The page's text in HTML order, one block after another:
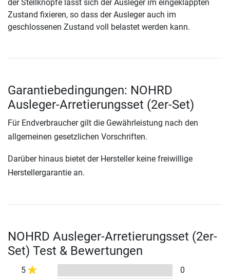
der Stellknöpfe lässt sich der Ausleger im eingeklappten
Zustand fixieren, so dass der Ausleger auch im
geschlossenen Zustand voll belastet werden kann.
Garantiebedingungen: NOHRD
Ausleger-Arretierungsset (2er-Set)
Für Endverbraucher gilt die Gewährleistung nach den
allgemeinen gesetzlichen Vorschriften.
Darüber hinaus bietet der Hersteller keine freiwillige
Herstellergarantie an.
NOHRD Ausleger-Arretierungsset (2er-
Set) Test & Bewertungen
5
0